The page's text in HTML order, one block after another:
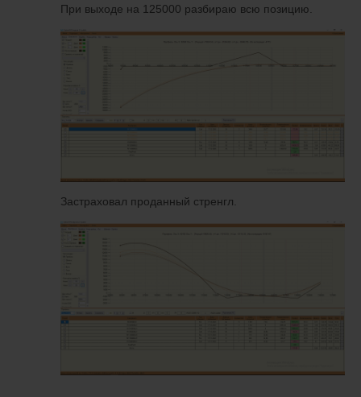
При выходе на 125000 разбираю всю позицию.
Застраховал проданный стренгл.